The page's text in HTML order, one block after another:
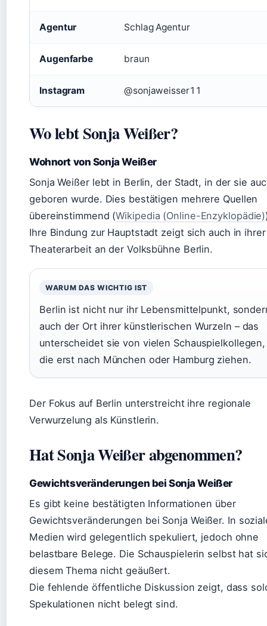
Agentur Schlag Agentur
Augenfarbe braun
Instagram @sonjaweisser11
Wo lebt Sonja Weißer?
Wohnort von Sonja Weißer
Sonja Weißer lebt in Berlin, der Stadt, in der sie
geboren wurde. Dies bestätigen mehrere Quellen
übereinstimmend (Wikipedia (Online-Enzyklopädie)
Ihre Bindung zur Hauptstadt zeigt sich auch in ihrer
Theaterarbeit an der Volksbühne Berlin.
WARUM DAS WICHTIG IST
Berlin ist nicht nur ihr Lebensmittelpunkt,
auch der Ort ihrer künstlerischen Wurzeln – das
unterscheidet sie von vielen Schauspielkollegen,
die erst nach München oder Hamburg ziehen.
Der Fokus auf Berlin unterstreicht ihre regionale
Verwurzelung als Künstlerin.
Hat Sonja Weißer abgenommen?
Gewichtsveränderungen bei Sonja Weißer
Es gibt keine bestätigten Informationen über
Gewichtsveränderungen bei Sonja Weißer. In
Medien wird gelegentlich spekuliert, jedoch ohne
belastbare Belege. Die Schauspielerin selbst hat
diesem Thema nicht geäußert.
Die fehlende öffentliche Diskussion zeigt, dass
Spekulationen nicht belegt sind.